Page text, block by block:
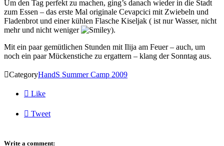
Um den Tag perfekt zu machen, ging’s danach wieder in die Stadt
zum Essen – das erste Mal originale Cevapcici mit Zwiebeln und
Fladenbrot und einer kühlen Flasche Kiseljak ( ist nur Wasser, nicht
mehr und nicht weniger
).
Mit ein paar gemütlichen Stunden mit Ilija am Feuer – auch, um
noch ein paar Mückenstiche zu ergattern – klang der Sonntag aus.
CategoryHandS Summer Camp 2009
 Like
 Tweet
Write a comment: